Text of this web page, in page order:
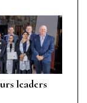
leaders